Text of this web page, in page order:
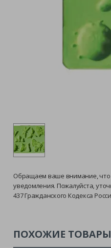
Обращаем ваше внимание, что
уведомления. Пожалуйста,
437 Гражданского Кодекса
ПОХОЖИЕ ТОВАРЫ